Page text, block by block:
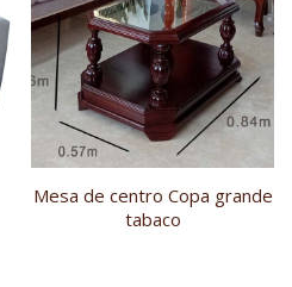
Mesa de centro Copa grande
tabaco